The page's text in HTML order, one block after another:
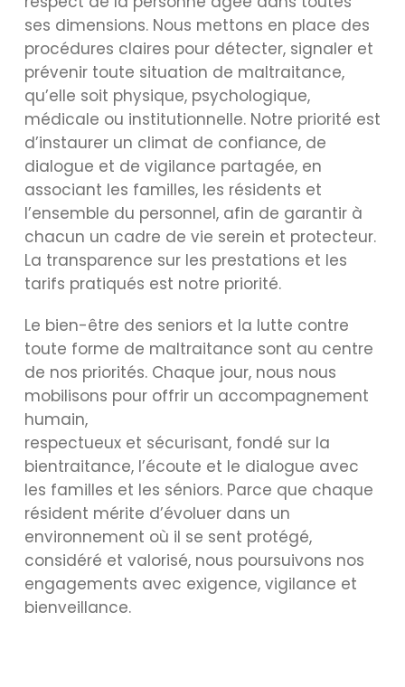
ses dimensions. Nous mettons en place des
procédures claires pour détecter, signaler et
prévenir toute situation de maltraitance,
qu’elle soit physique, psychologique,
médicale ou institutionnelle. Notre priorité est
d’instaurer un climat de confiance, de
dialogue et de vigilance partagée, en
associant les familles, les résidents et
l’ensemble du personnel, afin de garantir à
chacun un cadre de vie serein et protecteur.
La transparence sur les prestations et les
tarifs pratiqués est notre priorité.
Le bien-être des seniors et la lutte contre
toute forme de maltraitance sont au centre
de nos priorités. Chaque jour, nous nous
mobilisons pour offrir un accompagnement
humain,
respectueux et sécurisant, fondé sur la
bientraitance, l’écoute et le dialogue avec
les familles et les séniors. Parce que chaque
résident mérite d’évoluer dans un
environnement où il se sent protégé,
considéré et valorisé, nous poursuivons nos
engagements avec exigence, vigilance et
bienveillance.